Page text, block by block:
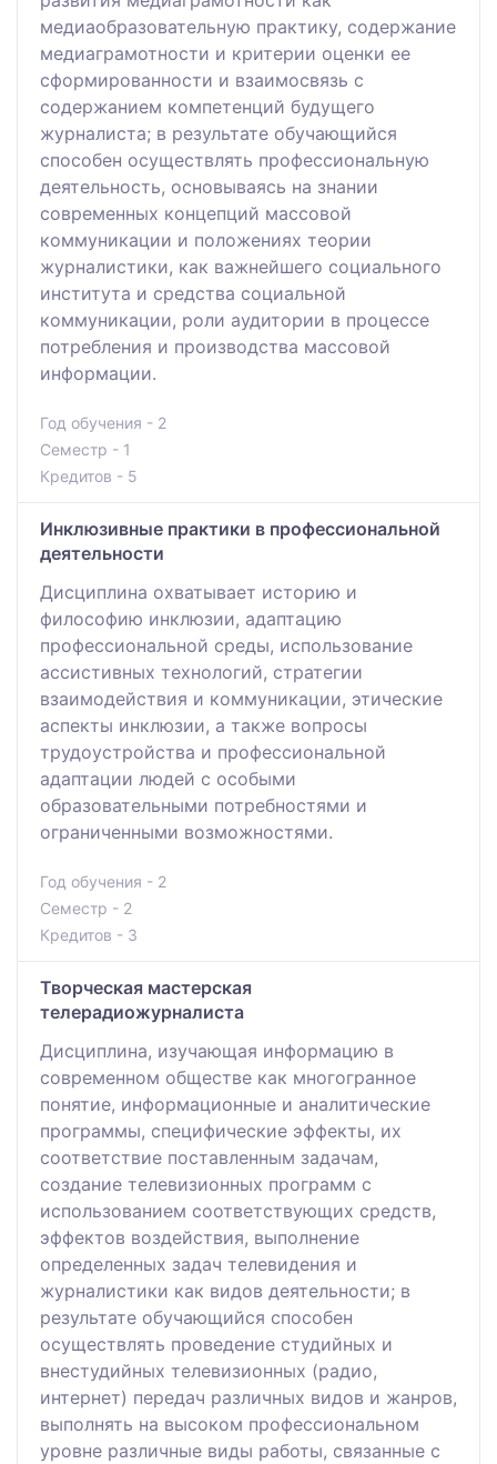
медиаобразовательную практику, содержание
медиаграмотности и критерии оценки ее
сформированности и взаимосвязь с
содержанием компетенций будущего
журналиста; в результате обучающийся
способен осуществлять профессиональную
деятельность, основываясь на знании
современных концепций массовой
коммуникации и положениях теории
журналистики, как важнейшего социального
института и средства социальной
коммуникации, роли аудитории в процессе
потребления и производства массовой
информации.
Год обучения - 2
Семестр - 1
Кредитов - 5
Инклюзивные практики в профессиональной
деятельности
Дисциплина охватывает историю и
философию инклюзии, адаптацию
профессиональной среды, использование
ассистивных технологий, стратегии
взаимодействия и коммуникации, этические
аспекты инклюзии, а также вопросы
трудоустройства и профессиональной
адаптации людей с особыми
образовательными потребностями и
ограниченными возможностями.
Год обучения - 2
Семестр - 2
Кредитов - 3
Творческая мастерская
телерадиожурналиста
Дисциплина, изучающая информацию в
современном обществе как многогранное
понятие, информационные и аналитические
программы, специфические эффекты, их
соответствие поставленным задачам,
создание телевизионных программ с
использованием соответствующих средств,
эффектов воздействия, выполнение
определенных задач телевидения и
журналистики как видов деятельности; в
результате обучающийся способен
осуществлять проведение студийных и
внестудийных телевизионных (радио,
интернет) передач различных видов и жанров,
выполнять на высоком профессиональном
уровне различные виды работы, связанные с